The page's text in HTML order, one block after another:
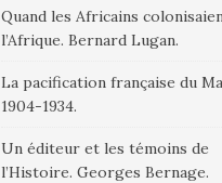
Quand les Africains
l’Afrique. Bernard Lugan.
La pacification française du
1904-1934.
Un éditeur et les témoins de
l’Histoire. Georges Bernage.